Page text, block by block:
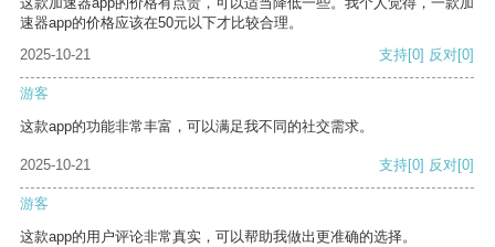
速器app的价格应该在50元以下才比较合理。
2025-10-21
支持[0] 反对[0]
游客
这款app的功能非常丰富，可以满足我不同的社交需求。
2025-10-21 支持[0] 反对[0]
游客
这款app的用户评论非常真实，可以帮助我做出更准确的选择。